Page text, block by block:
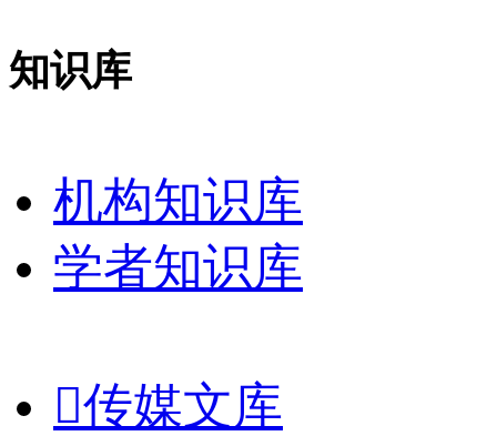
知识库
机构知识库
学者知识库
传媒文库